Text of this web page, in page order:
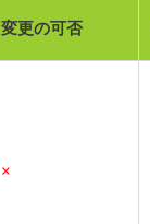
変更の可否
×